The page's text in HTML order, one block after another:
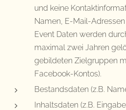
und keine
Namen, E-Mail-
Event Daten werden
maximal zwei Jahren
gebildeten Zielgruppen
Facebook-Kontos).
Bestandsdaten (z.B.
Inhaltsdaten (z.B.